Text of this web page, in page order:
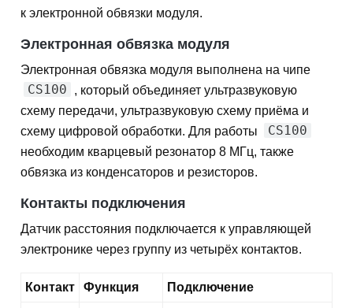
к электронной обвязки модуля.
Электронная обвязка модуля
Электронная обвязка модуля выполнена на чипе
CS100
, который объединяет ультразвуковую
схему передачи, ультразвуковую схему приёма и
схему цифровой обработки. Для работы
CS100
необходим кварцевый резонатор 8 МГц, также
обвязка из конденсаторов и резисторов.
Контакты подключения
Датчик расстояния подключается к управляющей
электронике через группу из четырёх контактов.
Контакт Функция Подключение